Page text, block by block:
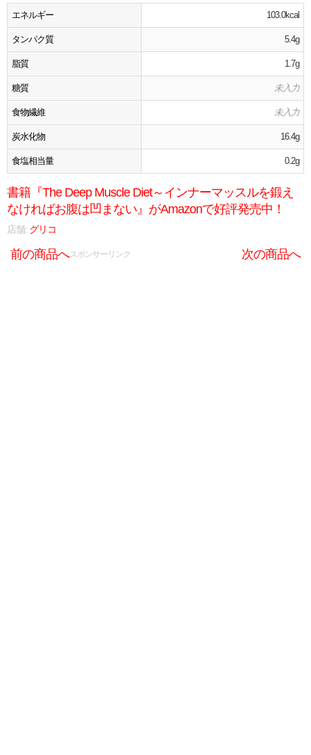
エネルギー 103.0kcal
タンパク質 5.4g
脂質 1.7g
糖質 未入力
食物繊維 未入力
炭水化物 16.4g
食塩相当量 0.2g
書籍『The Deep Muscle Diet～インナーマッスルを鍛え
なければお腹は凹まない』がAmazonで好評発売中！
店舗: グリコ
前の商品へ 次の商品へ
スポンサーリンク